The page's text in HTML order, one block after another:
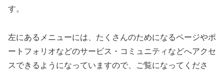
す。
左にあるメニューには、たくさんのためになるページやポ
ートフォリオなどのサービス・コミュニティなどへアクセ
スできるようになっていますので、ご覧になってくださ